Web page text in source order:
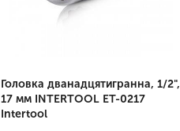
Головка дванадцятигранна, 1/2",
17 мм INTERTOOL ET-0217
Intertool